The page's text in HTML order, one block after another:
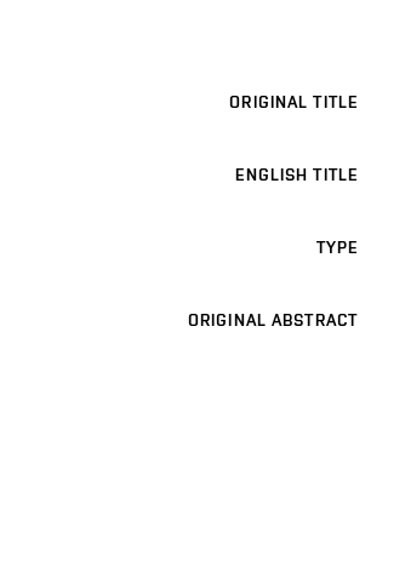
ORIGINAL TITLE
ENGLISH TITLE
TYPE
ORIGINAL ABSTRACT